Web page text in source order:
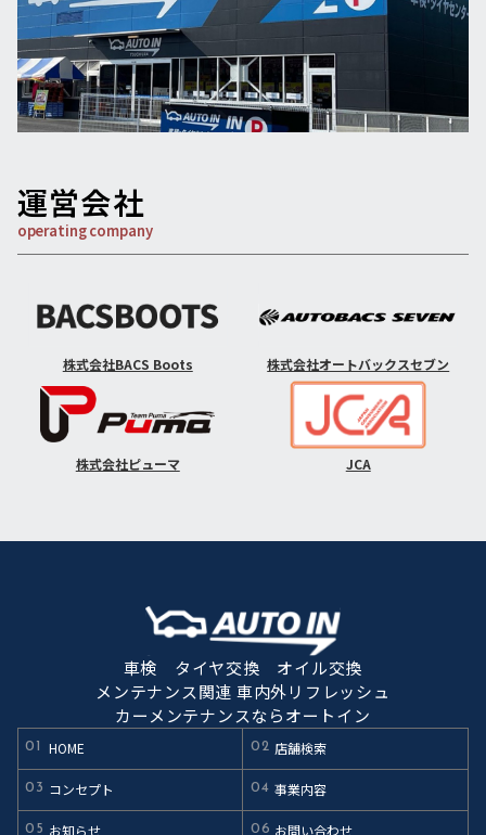
運営会社
operating company
株式会社BACS Boots 株式会社オートバックスセブン
株式会社ピューマ JCA
車検 タイヤ交換 オイル交換
メンテナンス関連 車内外リフレッシュ
カーメンテナンスならオートイン
01 HOME 02 店舗検索
03 コンセプト 04 事業内容
05 お知らせ 06 お問い合わせ